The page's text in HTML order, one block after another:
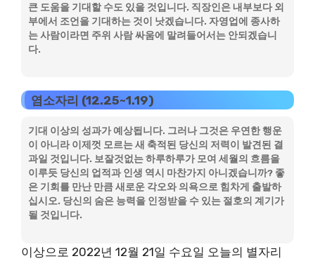
큰 도움을 기대할 수도 있을 것입니다. 직장인은 내부보다 외
부에서 조언을 기대하는 것이 낫겠습니다. 자영업에 종사하
는 사람이라면 주위 사람 싸움에 말려들어서는 안되겠습니
다.
염소자리 (12.25~1.19)
기대 이상의 성과가 예상됩니다. 그러나 그것은 우연한 행운
이 아니라 이제껏 모르는 새 축적된 당신의 저력이 발견된 결
과일 것입니다. 보잘것없는 하루하루가 모여 세월의 흐름을
이루듯 당신의 업적과 인생 역시 마찬가지 아니겠습니까? 좋
은 기회를 만난 만큼 새로운 각오와 의욕으로 힘차게 출발하
십시오. 당신의 숨은 능력을 인정받을 수 있는 절호의 계기가
될 것입니다.
이상으로 2022년 12월 21일 수요일 오늘의 별자리